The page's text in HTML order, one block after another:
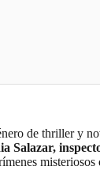
de thriller y
Salazar,